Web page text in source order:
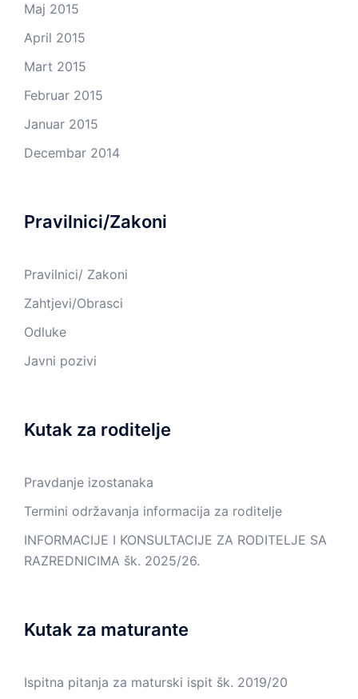
Maj 2015
April 2015
Mart 2015
Februar 2015
Januar 2015
Decembar 2014
Pravilnici/Zakoni
Pravilnici/ Zakoni
Zahtjevi/Obrasci
Odluke
Javni pozivi
Kutak za roditelje
Pravdanje izostanaka
Termini održavanja informacija za roditelje
INFORMACIJE I KONSULTACIJE ZA RODITELJE SA
RAZREDNICIMA šk. 2025/26.
Kutak za maturante
Ispitna pitanja za maturski ispit šk. 2019/20